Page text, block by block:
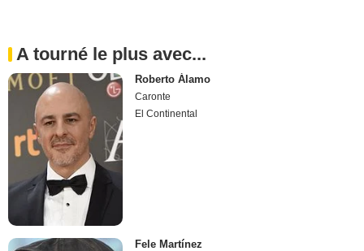
A tourné le plus avec...
Roberto Álamo
Caronte
El Continental
Fele Martínez